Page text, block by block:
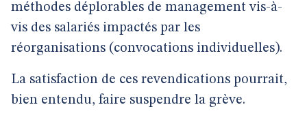
méthodes déplorables de management vis-à-
vis des salariés impactés par les
réorganisations (convocations individuelles).
La satisfaction de ces revendications pourrait,
bien entendu, faire suspendre la grève.